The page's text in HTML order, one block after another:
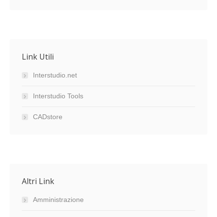
Link Utili
Interstudio.net
Interstudio Tools
CADstore
Altri Link
Amministrazione